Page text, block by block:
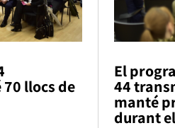
llocs de
El
44
manté
durant